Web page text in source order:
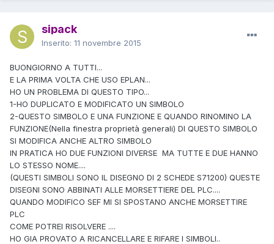
sipack
Inserito: 11 novembre 2015
BUONGIORNO A TUTTI...
E LA PRIMA VOLTA CHE USO EPLAN...
HO UN PROBLEMA DI QUESTO TIPO...
1-HO DUPLICATO E MODIFICATO UN SIMBOLO
2-QUESTO SIMBOLO E UNA FUNZIONE E QUANDO RINOMINO LA
FUNZIONE(Nella finestra proprietà generali) DI QUESTO SIMBOLO
SI MODIFICA ANCHE ALTRO SIMBOLO
IN PRATICA HO DUE FUNZIONI DIVERSE MA TUTTE E DUE HANNO
LO STESSO NOME....
(QUESTI SIMBOLI SONO IL DISEGNO DI 2 SCHEDE S71200) QUESTE
DISEGNI SONO ABBINATI ALLE MORSETTIERE DEL PLC....
QUANDO MODIFICO SEF MI SI SPOSTANO ANCHE MORSETTIRE
PLC
COME POTREI RISOLVERE ....
HO GIA PROVATO A RICANCELLARE E RIFARE I SIMBOLI..